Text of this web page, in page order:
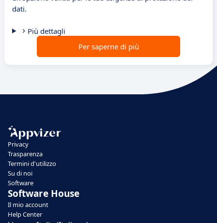
dati.
Più dettagli
Per saperne di più
Privacy
Trasparenza
Termini d'utilizzo
Su di noi
Software
Software House
Il mio account
Help Center